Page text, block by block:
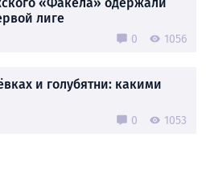
лиге
0 1056
и голубятни: какими
0 1053